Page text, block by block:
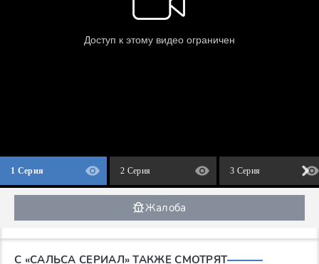
1 Серия 2 Серия 3 Серия
Жалоба
С «САЛЬСА СЕРИАЛ» ТАКЖЕ СМОТРЯТ